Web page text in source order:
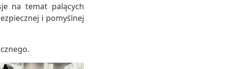
na temat palących
i pomyślnej